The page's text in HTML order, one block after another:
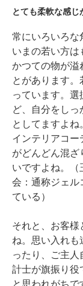
とても柔軟な感じ
常にいろいろな
いまの若い方は
かつての物が溢
とがあります
っています。
ど、自分をしっ
としてますよね
インテリアコー
がどんどん混ざ
いですよね。（
会：通称ジェル
ている）
それと、お客様
ね。思い入れも
ったり、ご主
計士が旗振り役
と思われがち